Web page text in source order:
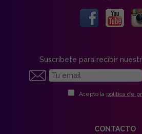
Suscríbete para recibir
Acepto la política de
CONTACTO